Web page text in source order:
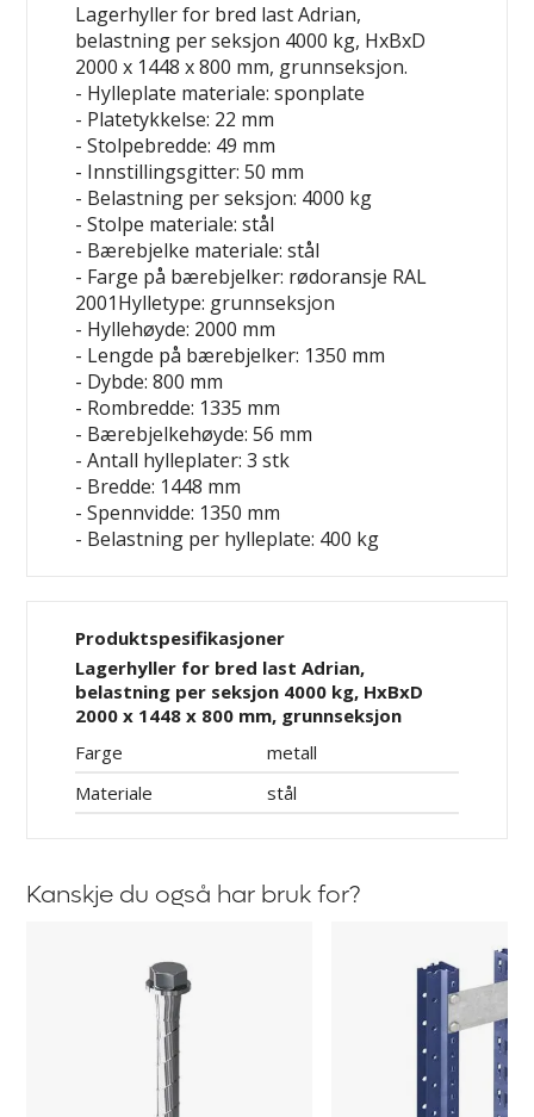
Lagerhyller for bred last Adrian,
belastning per seksjon 4000 kg, HxBxD
2000 x 1448 x 800 mm, grunnseksjon.
- Hylleplate materiale: sponplate
- Platetykkelse: 22 mm
- Stolpebredde: 49 mm
- Innstillingsgitter: 50 mm
- Belastning per seksjon: 4000 kg
- Stolpe materiale: stål
- Bærebjelke materiale: stål
- Farge på bærebjelker: rødoransje RAL
2001Hylletype: grunnseksjon
- Hyllehøyde: 2000 mm
- Lengde på bærebjelker: 1350 mm
- Dybde: 800 mm
- Rombredde: 1335 mm
- Bærebjelkehøyde: 56 mm
- Antall hylleplater: 3 stk
- Bredde: 1448 mm
- Spennvidde: 1350 mm
- Belastning per hylleplate: 400 kg
Produktspesifikasjoner
Lagerhyller for bred last Adrian,
belastning per seksjon 4000 kg, HxBxD
2000 x 1448 x 800 mm, grunnseksjon
Farge
metall
Materiale
stål
Kanskje du også har bruk for?
lagerhyller